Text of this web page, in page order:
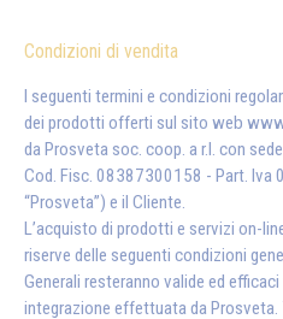
Condizioni di vendita
I seguenti termini e condizioni
dei prodotti offerti sul sito web
da Prosveta soc. coop. a r.l. con
Cod. Fisc. 08387300158 - Part.
“Prosveta”) e il Cliente.
L’acquisto di prodotti e servizi on-
riserve delle seguenti condizioni
Generali resteranno valide ed
integrazione effettuata da